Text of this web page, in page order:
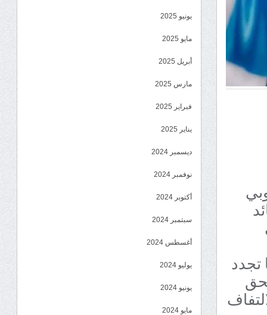
تجدد
يونيو 2025
مايو 2025
أبريل 2025
مارس 2025
فبراير 2025
يناير 2025
ديسمبر 2024
نوفمبر 2024
أكتوبر 2024
سبتمبر 2024
أغسطس 2024
يوليو 2024
يونيو 2024
مايو 2024